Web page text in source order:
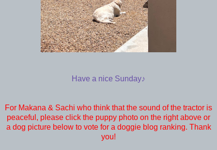
Have a nice Sunday♪
For Makana & Sachi who think that the sound of the tractor is
peaceful, please click the puppy photo on the right above or
a dog picture below to vote for a doggie blog ranking. Thank
you!